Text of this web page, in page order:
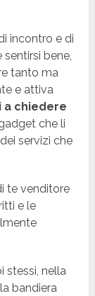
incontro e di
bene,
tanto ma
e attiva
a chiedere
che li
servizi che
te venditore
e le
stessi, nella
bandiera